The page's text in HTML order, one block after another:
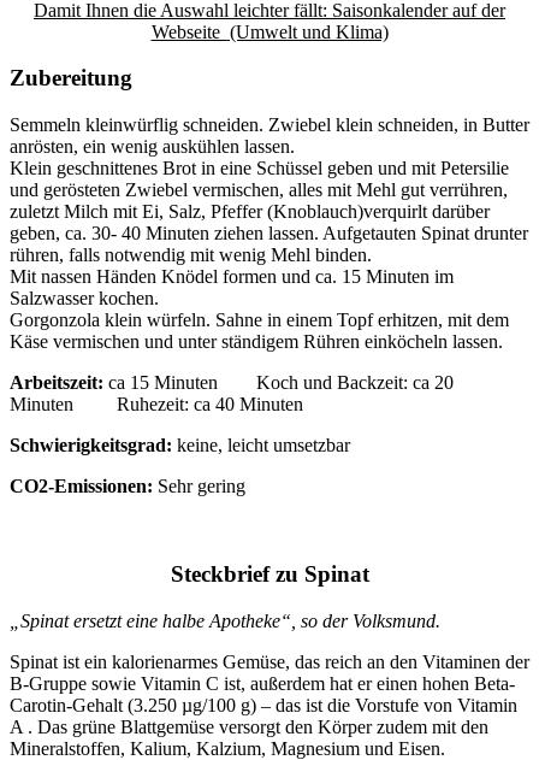
Damit Ihnen die Auswahl leichter fällt: Saisonkalender auf der
Webseite (Umwelt und Klima)
Zubereitung
Semmeln kleinwürflig schneiden. Zwiebel klein schneiden, in Butter
anrösten, ein wenig auskühlen lassen.
Klein geschnittenes Brot in eine Schüssel geben und mit Petersilie
und gerösteten Zwiebel vermischen, alles mit Mehl gut verrühren,
zuletzt Milch mit Ei, Salz, Pfeffer (Knoblauch)verquirlt darüber
geben, ca. 30- 40 Minuten ziehen lassen. Aufgetauten Spinat drunter
rühren, falls notwendig mit wenig Mehl binden.
Mit nassen Händen Knödel formen und ca. 15 Minuten im
Salzwasser kochen.
Gorgonzola klein würfeln. Sahne in einem Topf erhitzen, mit dem
Käse vermischen und unter ständigem Rühren einköcheln lassen.
Arbeitszeit: ca 15 Minuten Koch und Backzeit: ca 20
Minuten Ruhezeit: ca 40 Minuten
Schwierigkeitsgrad: keine, leicht umsetzbar
CO2-Emissionen: Sehr gering
Steckbrief zu Spinat
„Spinat ersetzt eine halbe Apotheke“, so der Volksmund.
Spinat ist ein kalorienarmes Gemüse, das reich an den Vitaminen der
B-Gruppe sowie Vitamin C ist, außerdem hat er einen hohen Beta-
Carotin-Gehalt (3.250 µg/100 g) – das ist die Vorstufe von Vitamin
A . Das grüne Blattgemüse versorgt den Körper zudem mit den
Mineralstoffen, Kalium, Kalzium, Magnesium und Eisen.